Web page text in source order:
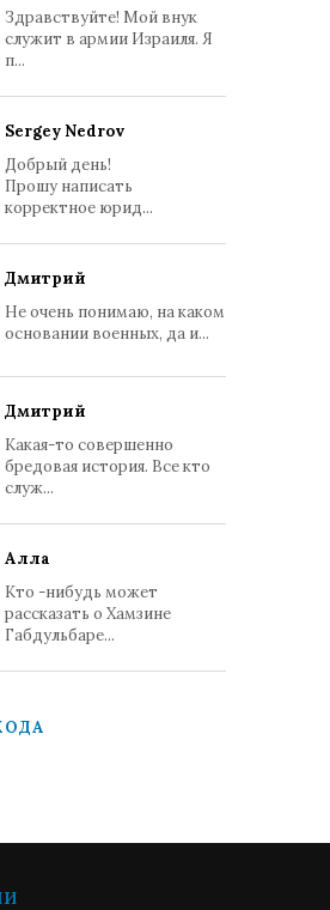
Здравствуйте! Мой внук
служит в армии Израиля. Я
п...
Sergey Nedrov
Добрый день!
Прошу написать
корректное юрид...
Дмитрий
Не очень понимаю, на каком
основании военных, да и...
Дмитрий
Какая-то совершенно
бредовая история. Все кто
служ...
Алла
Кто -нибудь может
рассказать о Хамзине
Габдульбаре...